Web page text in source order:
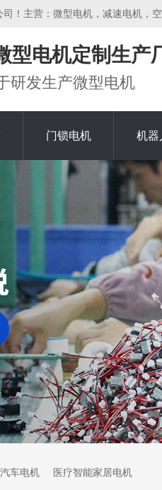
主营：微型电机，减速电机，
型电机定制生产
研发生产微型电机
门锁电机 机器
汽车电机 医疗智能家居电机